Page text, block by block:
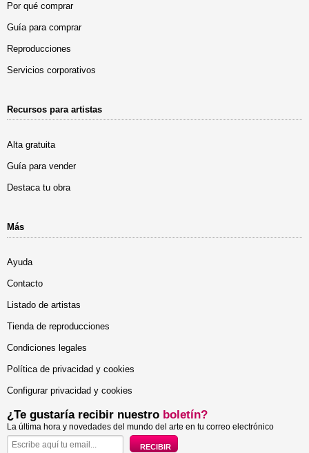
Por qué comprar
Guía para comprar
Reproducciones
Servicios corporativos
Recursos para artistas
Alta gratuita
Guía para vender
Destaca tu obra
Más
Ayuda
Contacto
Listado de artistas
Tienda de reproducciones
Condiciones legales
Política de privacidad y cookies
Configurar privacidad y cookies
¿Te gustaría recibir nuestro boletín?
La última hora y novedades del mundo del arte en tu correo electrónico